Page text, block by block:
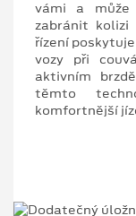
vámi a může
zabránit
řízení
vozy při
aktivním
těmto
komfortnější